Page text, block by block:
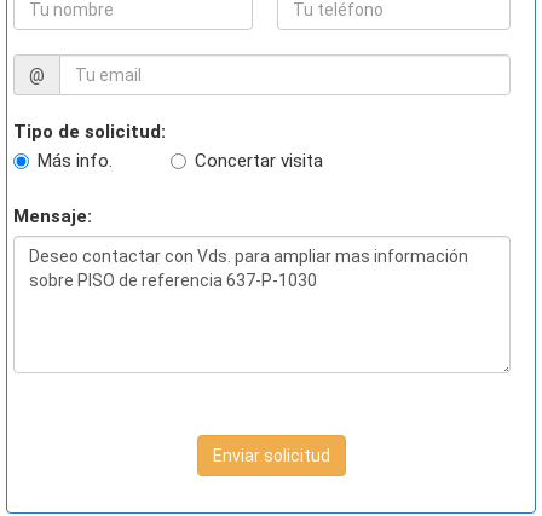
@
Tipo de solicitud:
Más info.
Concertar visita
Mensaje:
Enviar solicitud